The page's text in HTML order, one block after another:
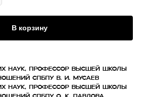
В корзину
наук, профессор Высшей школы
СПбПУ В. И. Мусаев
наук, профессор Высшей школы